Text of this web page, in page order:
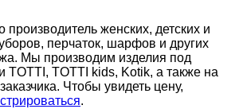
производитель женских, детских и
перчаток, шарфов и других
Мы производим изделия под
TOTTI, TOTTI kids, Kotik, а также на
Чтобы увидеть цену,
.